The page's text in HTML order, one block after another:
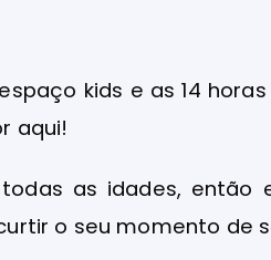
kids e as 14
aqui!
as idades, então
o seu momento de